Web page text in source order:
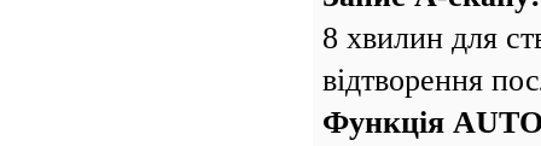
8 хвилин для
відтворення
Функція